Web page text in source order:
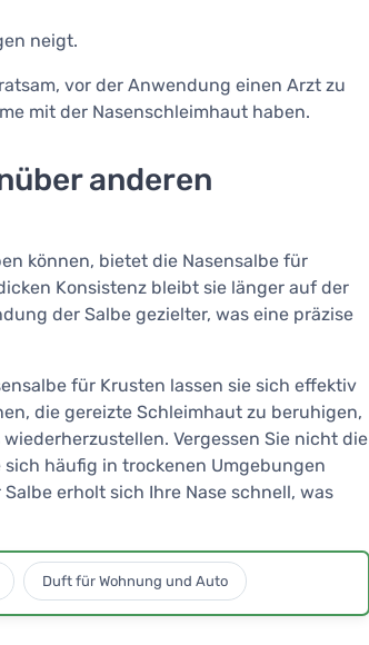
neigt.
vor der Anwendung einen Arzt zu
mit der Nasenschleimhaut haben.
anderen
können, bietet die Nasensalbe für
Konsistenz bleibt sie länger auf der
der Salbe gezielter, was eine präzise
für Krusten lassen sie sich effektiv
die gereizte Schleimhaut zu beruhigen,
Vergessen Sie nicht die
häufig in trockenen Umgebungen
erholt sich Ihre Nase schnell, was
Duft für Wohnung und Auto